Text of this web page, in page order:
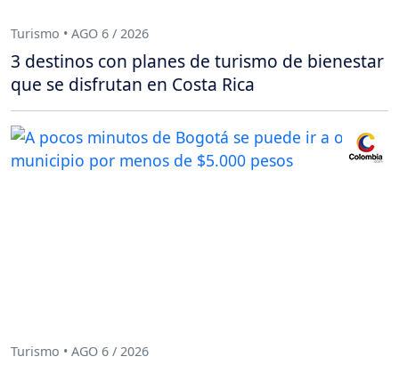
Turismo • AGO 6 / 2026
3 destinos con planes de turismo de bienestar
que se disfrutan en Costa Rica
Turismo • AGO 6 / 2026